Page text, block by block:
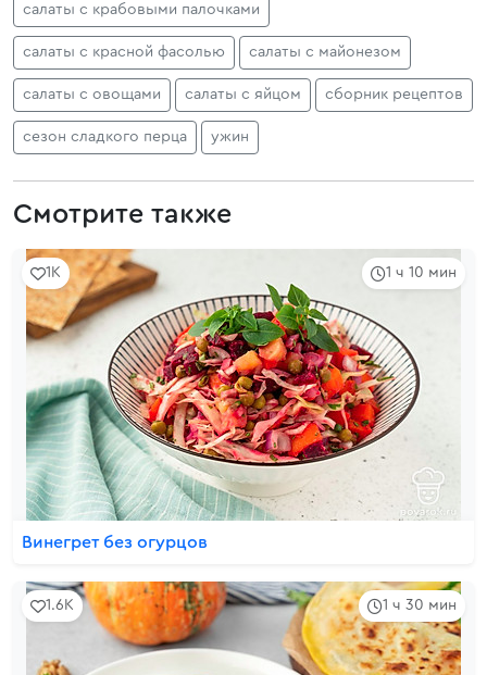
салаты с крабовыми палочками
салаты с красной фасолью салаты с майонезом
салаты с овощами салаты с яйцом сборник рецептов
сезон сладкого перца ужин
Смотрите также
1 ч 10 мин
1K
Винегрет без огурцов
1 ч 30 мин
1.6K